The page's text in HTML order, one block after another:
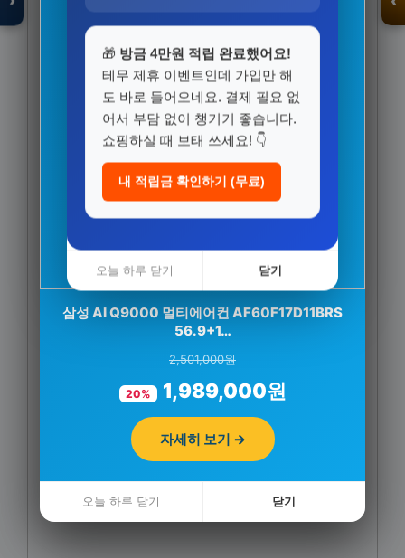
🎁 방금 4만원 적립 완료했어요!
테무 제휴 이벤트인데 가입만 해
도 바로 들어오네요. 결제 필요 없
어서 부담 없이 챙기기 좋습니다.
쇼핑하실 때 보태 쓰세요! 👇
내 적립금 확인하기 (무료)
오늘 하루 닫기 닫기
[네이버단독] 익스트림 김종국 블랙마카 2500
120정, 1개
45,000원
22% 34,900원
자세히 보기 →
오늘 하루 닫기 닫기
삼성 AI Q9000 멀티에어컨 AF60F17D11BRS
56.9+1…
2,501,000원
20% 1,989,000원
자세히 보기 →
오늘 하루 닫기 닫기